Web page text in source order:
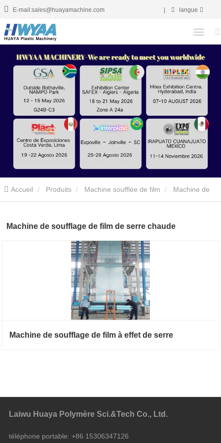
E-mail:sales@huayamachine.com langue
Accueil Produits Machine soufflée de film
Machine de soufflage de film de serre chaude
Machine de soufflage de film à effet de serre
Laiwu Huaya Polymère Sci.&Tech Co., Ltd.
téléphone portable: +86 15306347126